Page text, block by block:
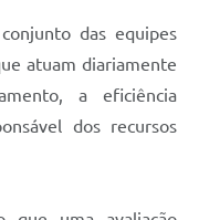
das equipes
atuam diariamente
a eficiência
dos recursos